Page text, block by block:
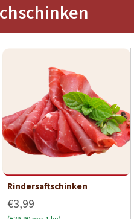
Rindersaftschinken
€3,99